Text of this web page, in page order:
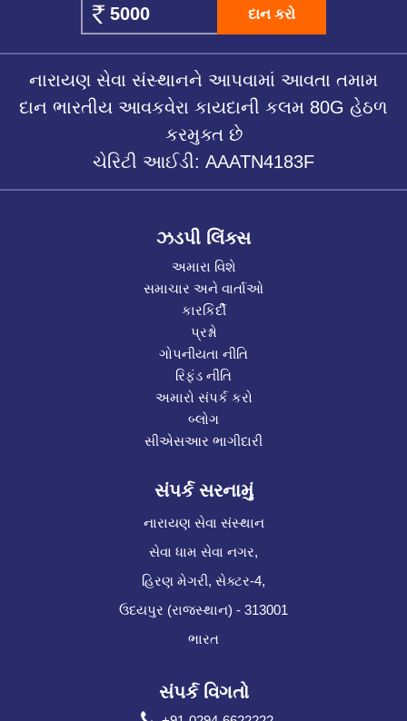
દાન કરો
નારાયણ સેવા સંસ્થાનને આપવામાં આવતા તમામ
દાન ભારતીય આવકવેરા કાયદાની કલમ 80G હેઠળ
કરમુક્ત છે
ચેરિટી આઈડી: AAATN4183F
ઝડપી લિંક્સ
અમારા વિશે
સમાચાર અને વાર્તાઓ
કારકિર્દી
પ્રશ્નો
ગોપનીયતા નીતિ
રિફંડ નીતિ
અમારો સંપર્ક કરો
બ્લોગ
સીએસઆર ભાગીદારી
સંપર્ક સરનામું
નારાયણ સેવા સંસ્થાન
સેવા ધામ સેવા નગર,
હિરણ મેગરી, સેક્ટર-4,
ઉદયપુર (રાજસ્થાન) - 313001
ભારત
સંપર્ક વિગતો